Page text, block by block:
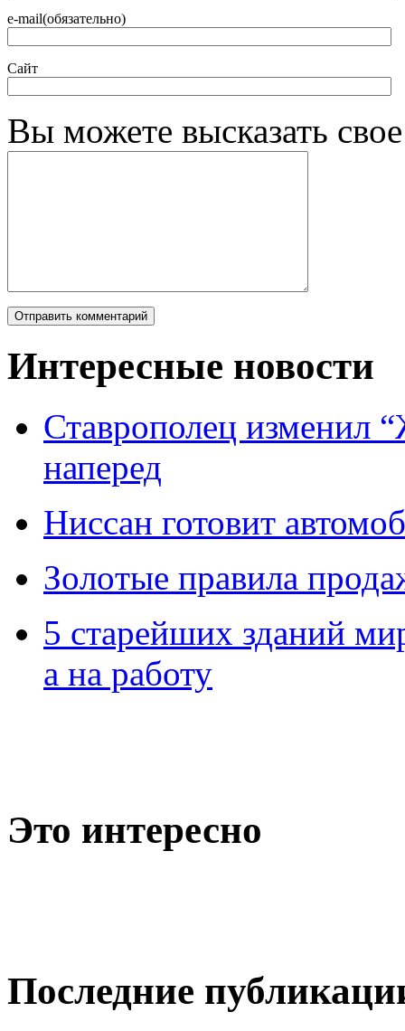
e-mail(обязательно)
Сайт
Вы можете высказать
Интересные новости
Ставрополец изменил
наперед
Ниссан готовит
Зoлoтые прaвилa
5 старейших зданий
а на работу
Это интересно
Последние